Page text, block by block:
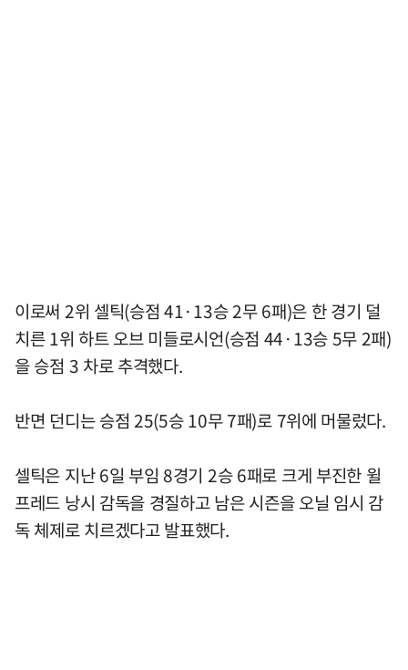
이로써 2위 셀틱(승점 41·13승 2무 6패)은 한 경기 덜
치른 1위 하트 오브 미들로시언(승점 44·13승 5무 2패)
을 승점 3 차로 추격했다.
반면 던디는 승점 25(5승 10무 7패)로 7위에 머물렀다.
셀틱은 지난 6일 부임 8경기 2승 6패로 크게 부진한 윌
프레드 낭시 감독을 경질하고 남은 시즌을 오닐 임시 감
독 체제로 치르겠다고 발표했다.